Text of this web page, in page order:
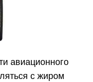
авиационного
с жиром